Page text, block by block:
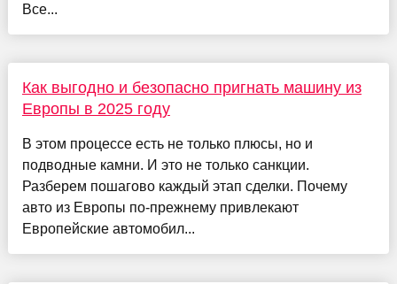
Все...
Как выгодно и безопасно пригнать машину из
Европы в 2025 году
В этом процессе есть не только плюсы, но и
подводные камни. И это не только санкции.
Разберем пошагово каждый этап сделки. Почему
авто из Европы по-прежнему привлекают
Европейские автомобил...